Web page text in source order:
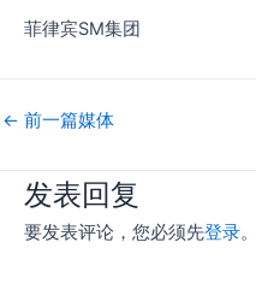
菲律宾SM集团
← 前一篇媒体
发表回复
要发表评论，您必须先登录。